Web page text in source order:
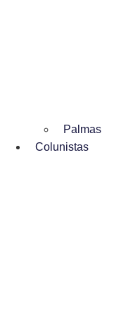
Palmas
Colunistas